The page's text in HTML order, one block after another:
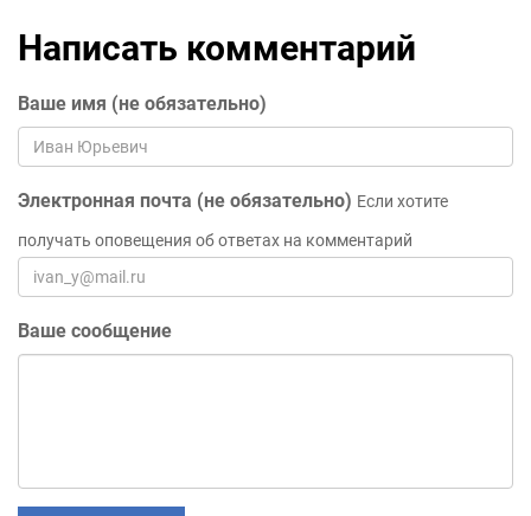
Написать комментарий
Ваше имя (не обязательно)
Электронная почта (не обязательно) Если хотите
получать оповещения об ответах на комментарий
Ваше сообщение